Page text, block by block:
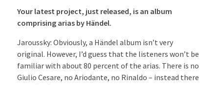
Your latest project, just released, is an album
comprising arias by Händel.
Jaroussky: Obviously, a Händel album isn’t very
original. However, I’d guess that the listeners won’t be
familiar with about 80 percent of the arias. There is no
Giulio Cesare, no Ariodante, no Rinaldo – instead there